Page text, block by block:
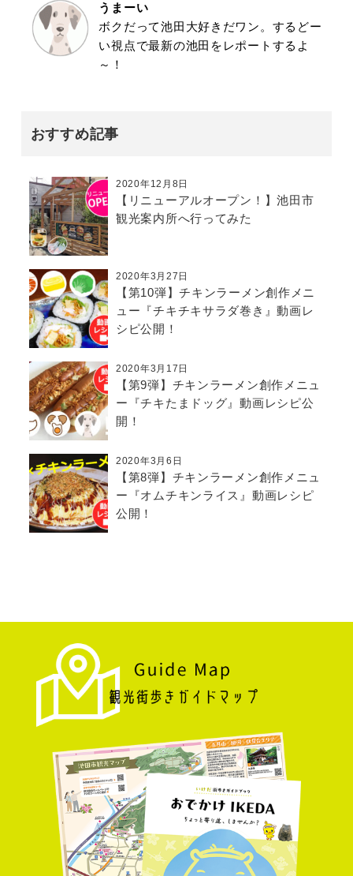
うまーい
ボクだって池田大好きだワン。するどー
い視点で最新の池田をレポートするよ
～！
おすすめ記事
2020年12月8日
【リニューアルオープン！】池田市
観光案内所へ行ってみた
2020年3月27日
【第10弾】チキンラーメン創作メニ
ュー『チキチキサラダ巻き』動画レ
シピ公開！
2020年3月17日
【第9弾】チキンラーメン創作メニュ
ー『チキたまドッグ』動画レシピ公
開！
2020年3月6日
【第8弾】チキンラーメン創作メニュ
ー『オムチキンライス』動画レシピ
公開！